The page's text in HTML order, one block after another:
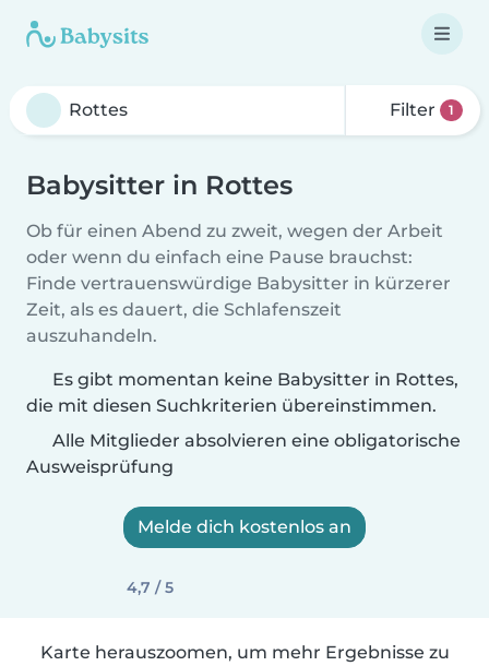
Filter 1
Babysitter in Rottes
Ob für einen Abend zu zweit, wegen der Arbeit
oder wenn du einfach eine Pause brauchst:
Finde vertrauenswürdige Babysitter in kürzerer
Zeit, als es dauert, die Schlafenszeit
auszuhandeln.
Es gibt momentan keine Babysitter in Rottes,
die mit diesen Suchkriterien übereinstimmen.
Alle Mitglieder absolvieren eine obligatorische
Ausweisprüfung
Melde dich kostenlos an
4,7 / 5
Karte herauszoomen, um mehr Ergebnisse zu